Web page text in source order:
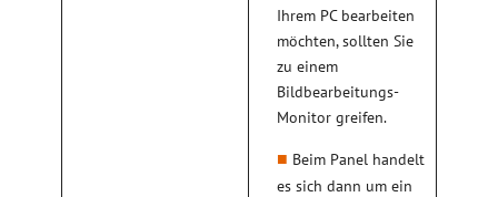
Ihrem PC bearbeiten
möchten, sollten Sie
zu einem
Bildbearbeitungs-
Monitor greifen.
Beim Panel handelt
es sich dann um ein